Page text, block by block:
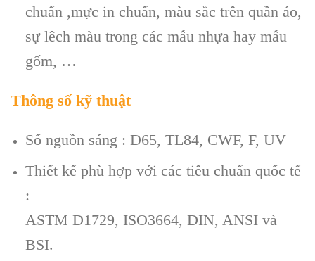
chuẩn ,mực in chuẩn, màu sắc trên quần áo,
sự lêch màu trong các mẫu nhựa hay mẫu
gốm, …
Thông số kỹ thuật
Số nguồn sáng : D65, TL84, CWF, F, UV
Thiết kế phù hợp với các tiêu chuẩn quốc tế
:
ASTM D1729, ISO3664, DIN, ANSI và
BSI.